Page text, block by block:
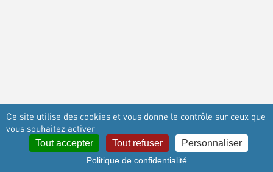
Ce site utilise des cookies et vous donne le contrôle sur ceux que
vous souhaitez activer
Tout accepter Tout refuser Personnaliser
Politique de confidentialité